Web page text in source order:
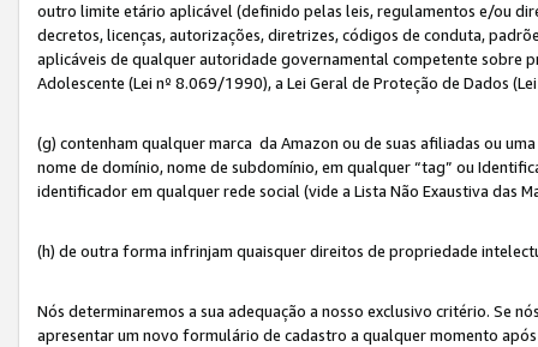
outro limite etário aplicável (definido pelas leis, regulamentos e/ou
decretos, licenças, autorizações, diretrizes, códigos de conduta,
aplicáveis de qualquer autoridade governamental competente sobre
Adolescente (Lei nº 8.069/1990), a Lei Geral de Proteção de Dados
(g) contenham qualquer marca da Amazon ou de suas afiliadas ou
nome de domínio, nome de subdomínio, em qualquer “tag” ou
identificador em qualquer rede social (vide a Lista Não Exaustiva das
(h) de outra forma infrinjam quaisquer direitos de propriedade
Nós determinaremos a sua adequação a nosso exclusivo critério. Se
apresentar um novo formulário de cadastro a qualquer momento